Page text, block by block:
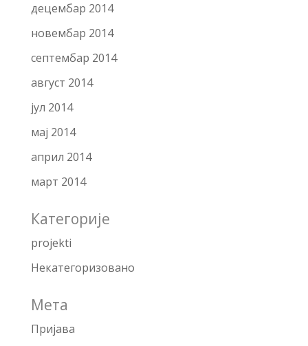
децембар 2014
новембар 2014
септембар 2014
август 2014
јул 2014
мај 2014
април 2014
март 2014
Категорије
projekti
Некатегоризовано
Мета
Пријава